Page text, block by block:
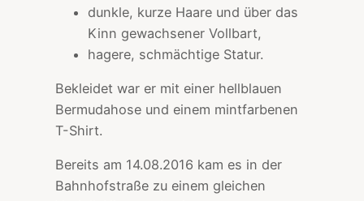
dunkle, kurze Haare und über das
Kinn gewachsener Vollbart,
hagere, schmächtige Statur.
Bekleidet war er mit einer hellblauen
Bermudahose und einem mintfarbenen
T-Shirt.
Bereits am 14.08.2016 kam es in der
Bahnhofstraße zu einem gleichen